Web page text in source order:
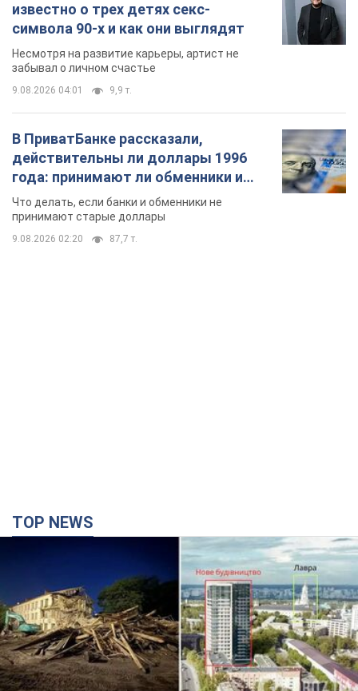
известно о трех детях секс-
символа 90-х и как они выглядят
Несмотря на развитие карьеры, артист не
забывал о личном счастье
9.08.2026 04:01 9,9 т.
В ПриватБанке рассказали,
действительны ли доллары 1996
года: принимают ли обменники и
банки такие купюры
Что делать, если банки и обменники не
принимают старые доллары
9.08.2026 02:20 87,7 т.
TOP NEWS